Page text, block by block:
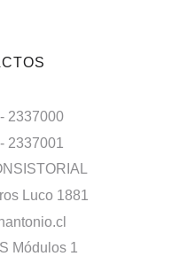
2337000
2337001
Luco 1881
Módulos 1